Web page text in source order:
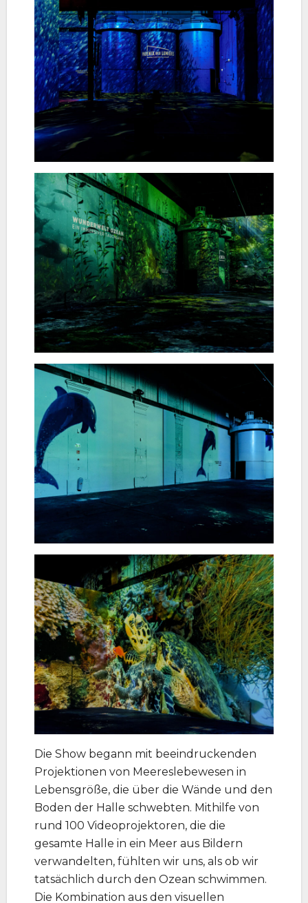
Die Show begann mit beeindruckenden
Projektionen von Meereslebewesen in
Lebensgröße, die über die Wände und den
Boden der Halle schwebten. Mithilfe von
rund 100 Videoprojektoren, die die
gesamte Halle in ein Meer aus Bildern
verwandelten, fühlten wir uns, als ob wir
tatsächlich durch den Ozean schwimmen.
Die Kombination aus den visuellen